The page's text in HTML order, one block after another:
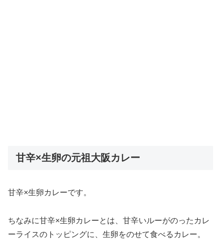
甘辛×生卵の元祖大阪カレー
甘辛×生卵カレーです。
ちなみに甘辛×生卵カレーとは、甘辛いルーがのったカレ
ーライスのトッピングに、生卵をのせて食べるカレー。